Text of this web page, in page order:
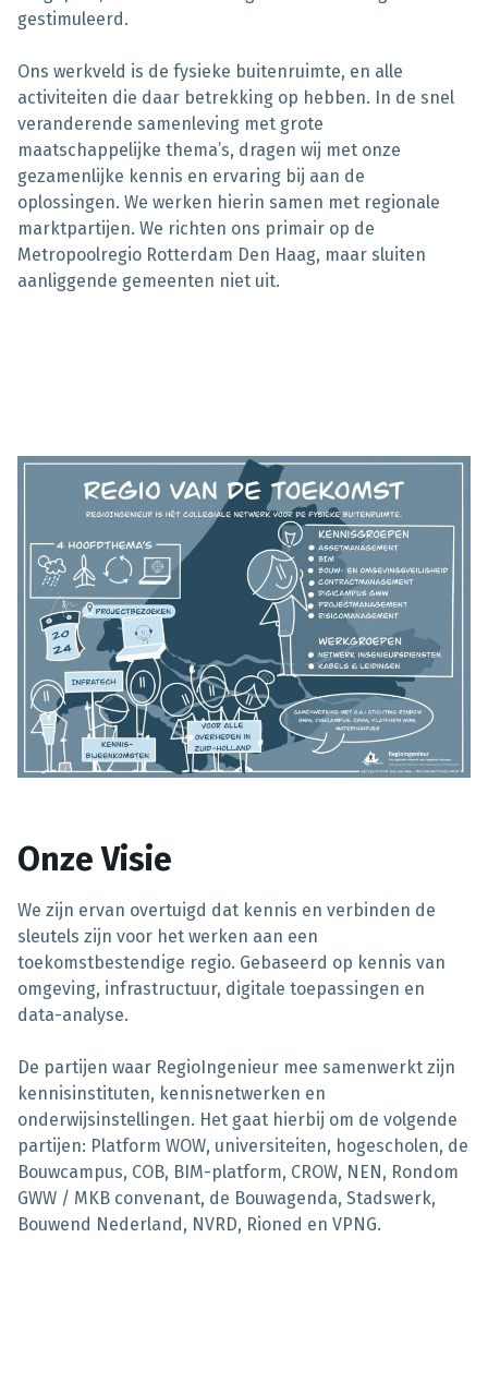
gestimuleerd.
Ons werkveld is de fysieke buitenruimte, en alle
activiteiten die daar betrekking op hebben. In de snel
veranderende samenleving met grote
maatschappelijke thema’s, dragen wij met onze
gezamenlijke kennis en ervaring bij aan de
oplossingen. We werken hierin samen met regionale
marktpartijen. We richten ons primair op de
Metropoolregio Rotterdam Den Haag, maar sluiten
aanliggende gemeenten niet uit.
Onze Visie
We zijn ervan overtuigd dat kennis en verbinden de
sleutels zijn voor het werken aan een
toekomstbestendige regio. Gebaseerd op kennis van
omgeving, infrastructuur, digitale toepassingen en
data-analyse.
De partijen waar RegioIngenieur mee samenwerkt zijn
kennisinstituten, kennisnetwerken en
onderwijsinstellingen. Het gaat hierbij om de volgende
partijen: Platform WOW, universiteiten, hogescholen, de
Bouwcampus, COB, BIM-platform, CROW, NEN, Rondom
GWW / MKB convenant, de Bouwagenda, Stadswerk,
Bouwend Nederland, NVRD, Rioned en VPNG.